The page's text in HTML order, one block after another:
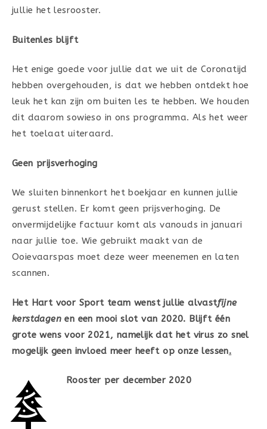
jullie het lesrooster.
Buitenles blijft
Het enige goede voor jullie dat we uit de Coronatijd
hebben overgehouden, is dat we hebben ontdekt hoe
leuk het kan zijn om buiten les te hebben. We houden
dit daarom sowieso in ons programma. Als het weer
het toelaat uiteraard.
Geen prijsverhoging
We sluiten binnenkort het boekjaar en kunnen jullie
gerust stellen. Er komt geen prijsverhoging. De
onvermijdelijke factuur komt als vanouds in januari
naar jullie toe. Wie gebruikt maakt van de
Ooievaarspas moet deze weer meenemen en laten
scannen.
Het Hart voor Sport team wenst jullie alvastfijne
kerstdagen en een mooi slot van 2020. Blijft één
grote wens voor 2021, namelijk dat het virus zo snel
mogelijk geen invloed meer heeft op onze lessen.
Rooster per december 2020